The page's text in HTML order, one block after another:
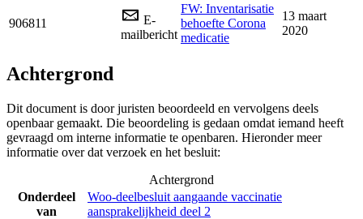
906811
E-
mailbericht
FW: Inventarisatie
behoefte Corona
medicatie
13 maart
2020
Achtergrond
Dit document is door juristen beoordeeld en vervolgens deels
openbaar gemaakt. Die beoordeling is gedaan omdat iemand heeft
gevraagd om interne informatie te openbaren. Hieronder meer
informatie over dat verzoek en het besluit:
Achtergrond
Onderdeel
van
Woo-deelbesluit aangaande vaccinatie
aansprakelijkheid deel 2